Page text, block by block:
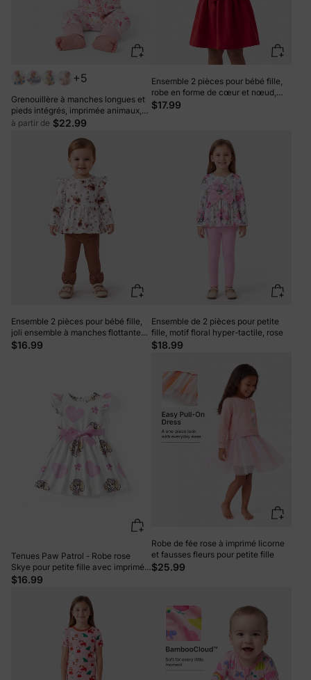
+5
Grenouillère à manches longues et
pieds intégrés, imprimée animaux,
en bambou rose, avec fermeture
bandeau pour les cheveux.
à partir de $22.99
Ensemble 2 pièces pour bébé fille,
robe en forme de cœur et nœud,
rouge
$17.99
Ensemble 2 pièces pour bébé fille,
joli ensemble à manches flottantes
$16.99
Ensemble de 2 pièces pour petite
fille, motif floral hyper-tactile, rose
$18.99
Tenues Paw Patrol - Robe rose
Skye pour petite fille avec imprimé
cœur et personnage rose
$16.99
Robe de fée rose à imprimé licorne
et fausses fleurs pour petite fille
$25.99